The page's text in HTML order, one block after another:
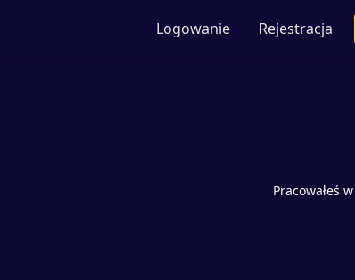
Logowanie Rejestracja
Pracowałeś